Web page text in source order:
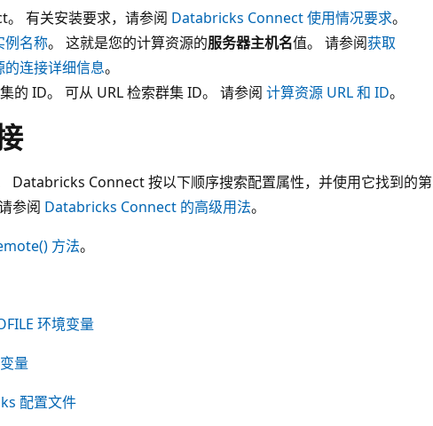
有关安装要求，请参阅 Databricks Connect 使用情况要求。
例名称。 这就是您的计算资源的服务器主机名值。 请参阅获取
连接详细信息。
的 ID。 可从 URL 检索群集 ID。 请参阅 计算资源 URL 和 ID。
Databricks Connect 按以下顺序搜索配置属性，并使用它找到的第
参阅 Databricks Connect 的高级用法。
方法。
环境变量
量
配置文件